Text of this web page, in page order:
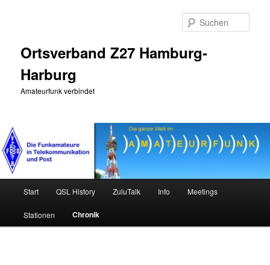
Ortsverband Z27 Hamburg-
Harburg
Amateurfunk verbindet
Start QSL History ZuluTalk Info Meetings
Stationen Chronik